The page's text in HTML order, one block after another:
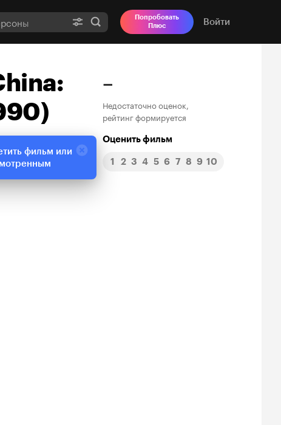
Попробовать
Плюс
Войти
–
Недостаточно оценок,
рейтинг формируется
Оценить фильм
1 2 3 4 5 6 7 8 9 10
фильм или